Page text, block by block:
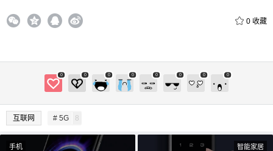
0 收藏
0 0 0 0 0 0 0 0
互联网 # 5G 8
手机 智能家居